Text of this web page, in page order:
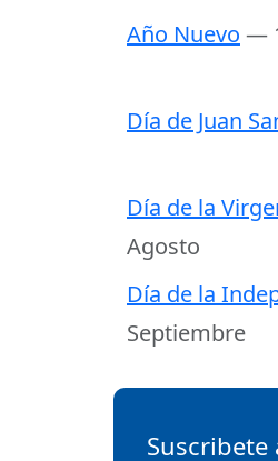
Año Nuevo —
Día de Juan
Día de la
Agosto
Día de la
Septiembre